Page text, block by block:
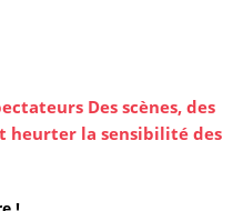
Des scènes, des
heurter la sensibilité des